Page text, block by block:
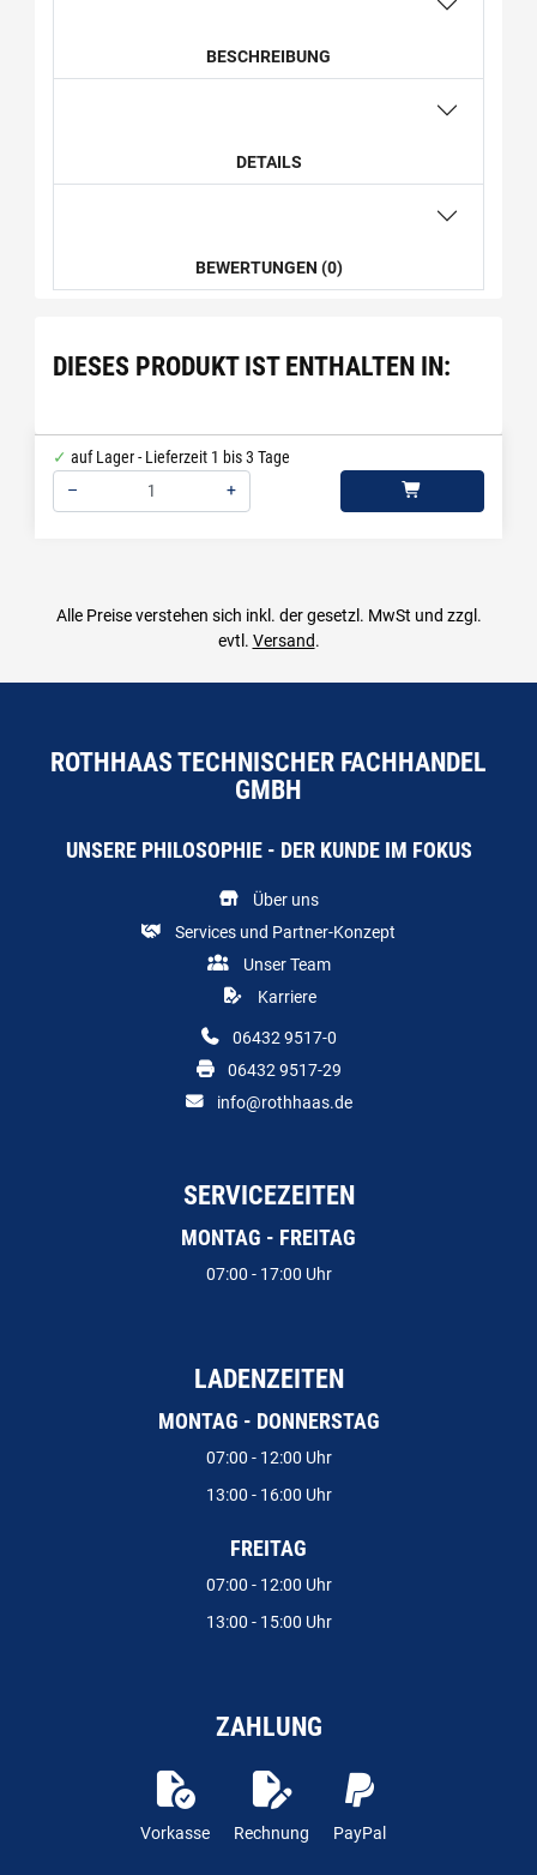
BESCHREIBUNG
DETAILS
BEWERTUNGEN (0)
DIESES PRODUKT IST ENTHALTEN IN:
auf Lager - Lieferzeit 1 bis 3 Tage
–
+
Alle Preise verstehen sich inkl. der gesetzl. MwSt und zzgl.
evtl. Versand.
ROTHHAAS TECHNISCHER FACHHANDEL
GMBH
UNSERE PHILOSOPHIE - DER KUNDE IM FOKUS
Über uns
Services und Partner-Konzept
Unser Team
Karriere
06432 9517-0
06432 9517-29
info@rothhaas.de
SERVICEZEITEN
MONTAG - FREITAG
07:00 - 17:00 Uhr
LADENZEITEN
MONTAG - DONNERSTAG
07:00 - 12:00 Uhr
13:00 - 16:00 Uhr
FREITAG
07:00 - 12:00 Uhr
13:00 - 15:00 Uhr
ZAHLUNG
Vorkasse Rechnung PayPal